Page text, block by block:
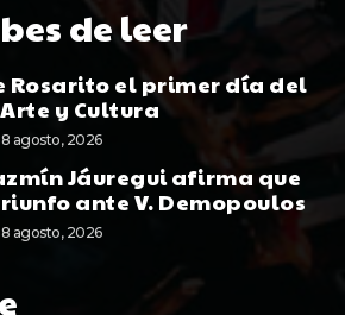
de leer
Rosarito el primer día del
y Cultura
8 agosto, 2026
Jáuregui afirma que
ante V. Demopoulos
8 agosto, 2026